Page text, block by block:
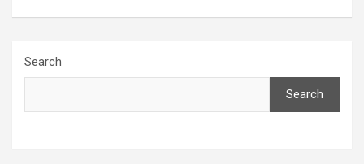
Search
Search